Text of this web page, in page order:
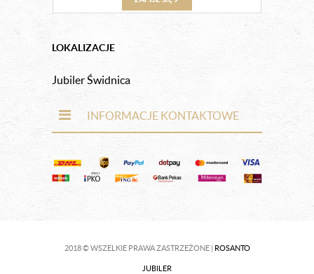
LOKALIZACJE
Jubiler Świdnica
INFORMACJE KONTAKTOWE
2018 © WSZELKIE PRAWA ZASTRZEŻONE | ROSANTO
JUBILER